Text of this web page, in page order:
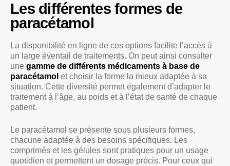
Les différentes formes de
paracétamol
La disponibilité en ligne de ces options facilite l’accès à
un large éventail de traitements. On peut ainsi consulter
une gamme de différents médicaments à base de
paracétamol et choisir la forme la mieux adaptée à sa
situation. Cette diversité permet également d’adapter le
traitement à l’âge, au poids et à l’état de santé de chaque
patient.
Le paracétamol se présente sous plusieurs formes,
chacune adaptée à des besoins spécifiques. Les
comprimés et les gélules sont pratiques pour un usage
quotidien et permettent un dosage précis. Pour ceux qui